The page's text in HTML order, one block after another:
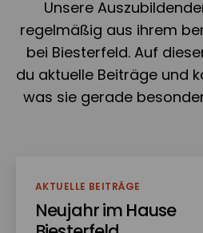
Unsere
regelmäßig aus ihrem
bei Biesterfeld. Auf
du aktuelle Beiträge und
was sie gerade
Kategorien
AKTUELLE BEITRÄGE
Neujahr im Hause